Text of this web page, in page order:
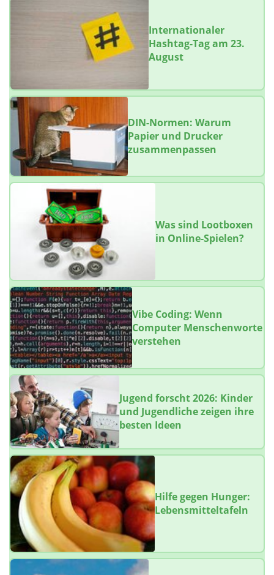
Internationaler
Hashtag-Tag am 23.
August
DIN-Normen: Warum
Papier und Drucker
zusammenpassen
Was sind Lootboxen
in Online-Spielen?
Vibe Coding: Wenn
Computer Menschenworte
verstehen
Jugend forscht 2026: Kinder
und Jugendliche zeigen ihre
besten Ideen
Hilfe gegen Hunger:
Lebensmitteltafeln